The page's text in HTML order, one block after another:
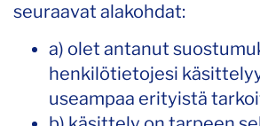
seuraavat alakohdat:
a) olet antanut
henkilötietojesi
useampaa erityistä